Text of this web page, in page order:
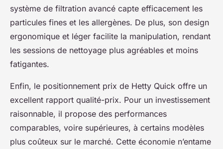
système de filtration avancé capte efficacement les
particules fines et les allergènes. De plus, son design
ergonomique et léger facilite la manipulation, rendant
les sessions de nettoyage plus agréables et moins
fatigantes.
Enfin, le positionnement prix de Hetty Quick offre un
excellent rapport qualité-prix. Pour un investissement
raisonnable, il propose des performances
comparables, voire supérieures, à certains modèles
plus coûteux sur le marché. Cette économie n’entame